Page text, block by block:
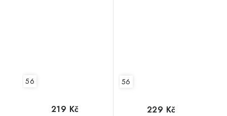
56
219 Kč
56
229 Kč